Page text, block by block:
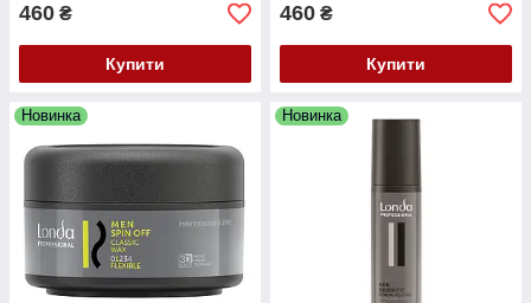
460 ₴
Купити
460 ₴
Купити
Новинка Новинка